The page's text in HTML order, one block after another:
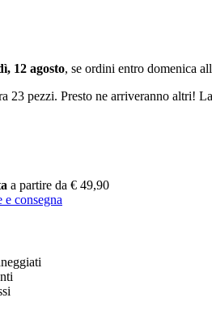
12 agosto, se ordini entro domenica
23 pezzi. Presto ne arriveranno altri!
a partire da € 49,90
consegna